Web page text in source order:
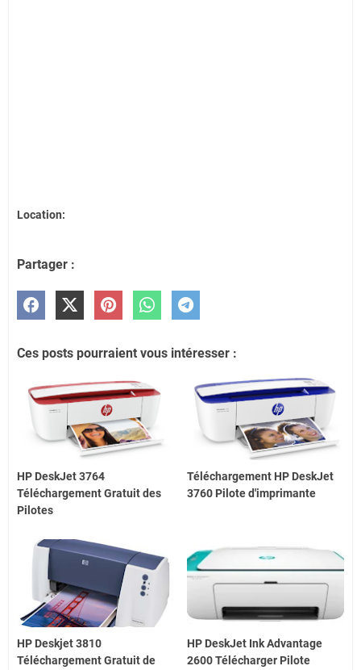
Location:
Partager :
Ces posts pourraient vous intéresser :
HP DeskJet 3764
Téléchargement Gratuit des
Pilotes
Téléchargement HP DeskJet
3760 Pilote d'imprimante
HP Deskjet 3810
Téléchargement Gratuit de
HP DeskJet Ink Advantage
2600 Télécharger Pilote